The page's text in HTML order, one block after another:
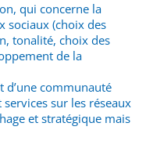
qui concerne la
sociaux (choix des
tonalité, choix des
de la
d’une communauté
sur les réseaux
et stratégique mais